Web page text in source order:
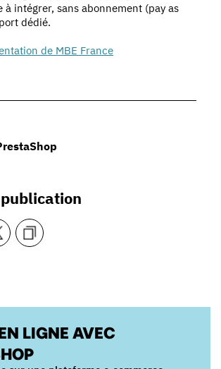
à intégrer, sans abonnement (pay as
dédié.
de MBE France
LIGNE AVEC